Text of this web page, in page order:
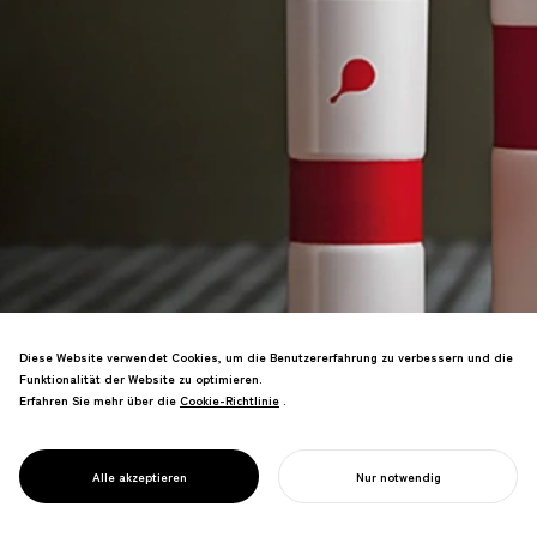
PROJECT
WAREW
Organische Hautpflegemarke, die
Pentawards Gold-Gewinner in der
Kategorie Kosmetikverpackungen.
Diese Website verwendet Cookies, um die Benutzererfahrung zu verbessern und die
Funktionalität der Website zu optimieren.
Erfahren Sie mehr über die Cookie-Richtlinie
Cookie-Richtlinie .
Alle akzeptieren Nur notwendig